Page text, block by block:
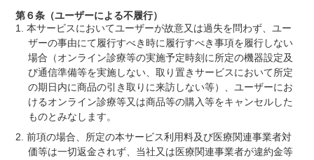
第６条（ユーザーによる不履行）
本サービスにおいてユーザーが故意又は過失を問わず、ユー
ザーの事由にて履行すべき時に履行すべき事項を履行しない
場合（オンライン診療等の実施予定時刻に所定の機器設定及
び通信準備等を実施しない、取り置きサービスにおいて所定
の期日内に商品の引き取りに来訪しない等）、ユーザーにお
けるオンライン診療等又は商品等の購入等をキャンセルした
ものとみなします。
前項の場合、所定の本サービス利用料及び医療関連事業者対
価等は一切返金されず、当社又は医療関連事業者が違約金等